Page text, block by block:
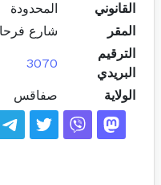
القانوني
المحدودة
المقر
شارع
الترقيم
البريدي
3070
الولاية صفاقس